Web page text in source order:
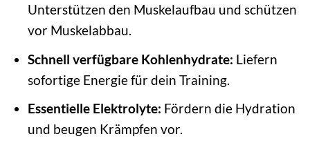
Unterstützen den Muskelaufbau und schützen
vor Muskelabbau.
Schnell verfügbare Kohlenhydrate: Liefern
sofortige Energie für dein Training.
Essentielle Elektrolyte: Fördern die Hydration
und beugen Krämpfen vor.